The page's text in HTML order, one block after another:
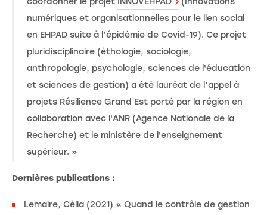
numériques et organisationnelles pour le lien social
en EHPAD suite à l’épidémie de Covid-19). Ce projet
pluridisciplinaire (éthologie, sociologie,
anthropologie, psychologie, sciences de l'éducation
et sciences de gestion) a été lauréat de l’appel à
projets Résilience Grand Est porté par la région en
collaboration avec l'ANR (Agence Nationale de la
Recherche) et le ministère de l'enseignement
supérieur. »
Dernières publications :
Lemaire, Célia (2021) « Quand le contrôle de gestion